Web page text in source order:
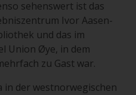
sehenswert ist das
Ivor Aasen-
und das im
Union Øye, in dem
zu Gast war.
in der westnorwegischen